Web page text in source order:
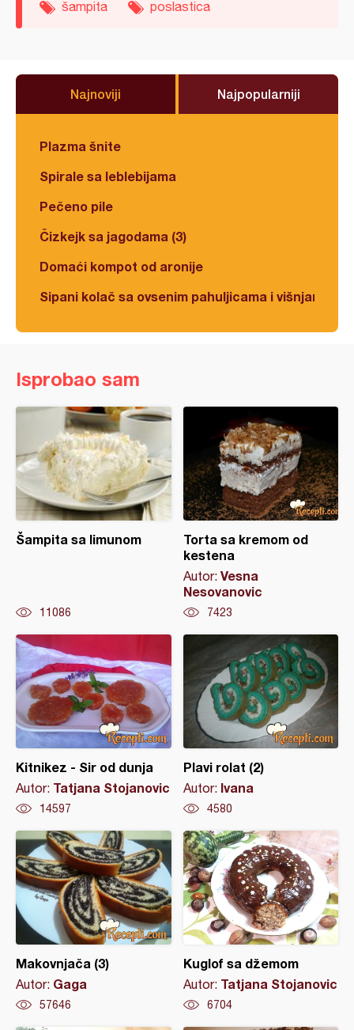
šampita poslastica
Najnoviji Najpopularniji
Plazma šnite
Spirale sa leblebijama
Pečeno pile
Čizkejk sa jagodama (3)
Domaći kompot od aronije
Sipani kolač sa ovsenim pahuljicama i višnjama
Isprobao sam
Šampita sa limunom
11086
Torta sa kremom od
kestena
Autor: Vesna
Nesovanovic
7423
Kitnikez - Sir od dunja
Autor: Tatjana Stojanovic
14597
Plavi rolat (2)
Autor: Ivana
4580
Makovnjača (3)
Autor: Gaga
57646
Kuglof sa džemom
Autor: Tatjana Stojanovic
6704